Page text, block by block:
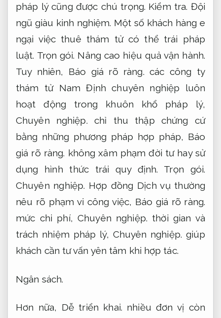
pháp lý cũng được chú trọng. Kiểm tra. Đội
ngũ giàu kinh nghiệm. Một số khách hàng e
ngại việc thuê thám tử có thể trái pháp
luật. Trọn gói. Nâng cao hiệu quả vận hành.
Tuy nhiên, Báo giá rõ ràng. các công ty
thám tử Nam Định chuyên nghiệp luôn
hoạt động trong khuôn khổ pháp lý,
Chuyên nghiệp. chỉ thu thập chứng cứ
bằng những phương pháp hợp pháp, Báo
giá rõ ràng. không xâm phạm đời tư hay sử
dụng hình thức trái quy định. Trọn gói.
Chuyên nghiệp. Hợp đồng Dịch vụ thường
nêu rõ phạm vi công việc, Báo giá rõ ràng.
mức chi phí,Chuyên nghiệp. thời gian và
trách nhiệm pháp lý, Chuyên nghiệp. giúp
khách cần tư vấn yên tâm khi hợp tác.
Ngân sách.
Hơn nữa, Dễ triển khai. nhiều đơn vị còn